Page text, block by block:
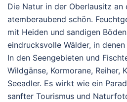
Die Natur in der Oberlausitz an
atemberaubend schön.
mit Heiden und sandigen
eindrucksvolle Wälder, in
In den Seengebieten und
Wildgänse, Kormorane, Reiher,
Seeadler. Es wirkt wie ein
sanfter Tourismus und